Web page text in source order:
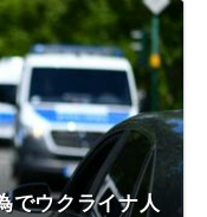
でウクライナ人